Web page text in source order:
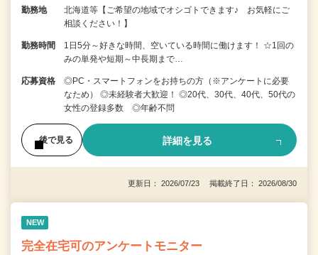
勤務地
北海道等【ご希望の地域でオシゴトできます♪ お気軽にご
相談ください！】
勤務時間
1日5分～好きな時間、空いている時間に働けます！ ☆1回の
みの単発や短期～中長期まで…
応募資格
◎PC・スマートフォンをお持ちの方（※アンケートに必要
なため） ◎未経験者大歓迎！ ◎20代、30代、40代、50代の
女性の登録多数 ◎年齢不問
後で見る 詳細を見る
更新日： 2026/07/23 掲載終了日： 2026/08/30
NEW
完全在宅可のアンケートモニター